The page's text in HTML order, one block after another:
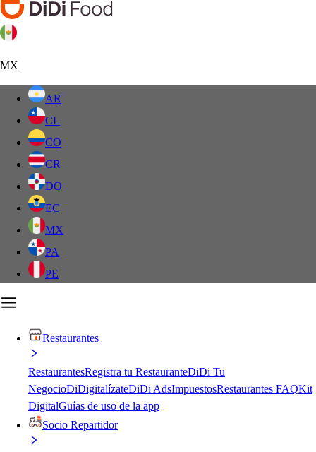
MX
AR
CL
CO
CR
DO
EC
MX
PA
PE
Restaurantes
RestaurantesRegistra tu RestauranteDiDi Tu
NegocioDiDigitalízateDiDi AdsImpuestosRestaurantes FAQKit
DigitalGuías de uso de la app
Socio Repartidor